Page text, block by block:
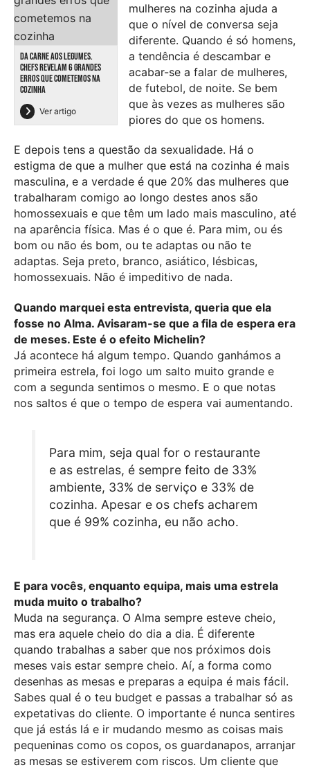
DA CARNE AOS LEGUMES.
CHEFS REVELAM 6 GRANDES
ERROS QUE COMETEMOS NA
COZINHA
Ver artigo
mulheres na cozinha ajuda a
que o nível de conversa seja
diferente. Quando é só homens,
a tendência é descambar e
acabar-se a falar de mulheres,
de futebol, de noite. Se bem
que às vezes as mulheres são
piores do que os homens.
E depois tens a questão da sexualidade. Há o
estigma de que a mulher que está na cozinha é mais
masculina, e a verdade é que 20% das mulheres que
trabalharam comigo ao longo destes anos são
homossexuais e que têm um lado mais masculino, até
na aparência física. Mas é o que é. Para mim, ou és
bom ou não és bom, ou te adaptas ou não te
adaptas. Seja preto, branco, asiático, lésbicas,
homossexuais. Não é impeditivo de nada.
Quando marquei esta entrevista, queria que ela
fosse no Alma. Avisaram-se que a fila de espera era
de meses. Este é o efeito Michelin?
Já acontece há algum tempo. Quando ganhámos a
primeira estrela, foi logo um salto muito grande e
com a segunda sentimos o mesmo. E o que notas
nos saltos é que o tempo de espera vai aumentando.
Para mim, seja qual for o restaurante
e as estrelas, é sempre feito de 33%
ambiente, 33% de serviço e 33% de
cozinha. Apesar e os chefs acharem
que é 99% cozinha, eu não acho.
E para vocês, enquanto equipa, mais uma estrela
muda muito o trabalho?
Muda na segurança. O Alma sempre esteve cheio,
mas era aquele cheio do dia a dia. É diferente
quando trabalhas a saber que nos próximos dois
meses vais estar sempre cheio. Aí, a forma como
desenhas as mesas e preparas a equipa é mais fácil.
Sabes qual é o teu budget e passas a trabalhar só as
expetativas do cliente. O importante é nunca sentires
que já estás lá e ir mudando mesmo as coisas mais
pequeninas como os copos, os guardanapos, arranjar
as mesas se estiverem com riscos. Um cliente que